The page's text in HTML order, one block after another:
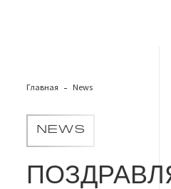
Главная News
NEWS